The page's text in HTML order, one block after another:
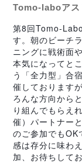
Tomo-laboアス
第8回Tomo-
す。朝のビーチ
ニングに戦術面
本気になってと
う「全力型」合
催しております
ろんな方向から
り組んでもらえ
催）パートナー
のご参加でもOK
感は存分に味わ
加、お待ちして